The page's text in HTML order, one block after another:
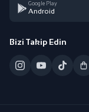
Google Play
Android
Bizi Takip Edin